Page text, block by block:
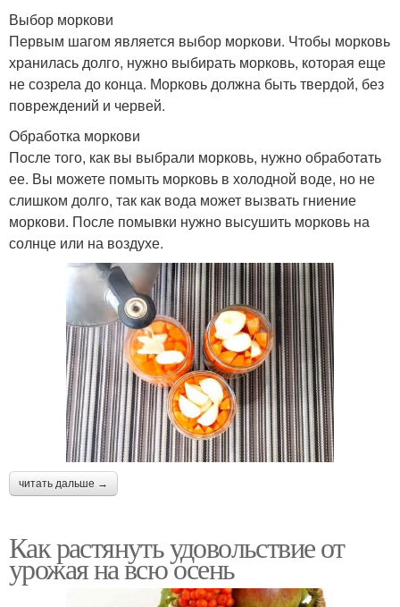
Выбор моркови
Первым шагом является выбор моркови. Чтобы морковь
хранилась долго, нужно выбирать морковь, которая еще
не созрела до конца. Морковь должна быть твердой, без
повреждений и червей.
Обработка моркови
После того, как вы выбрали морковь, нужно обработать
ее. Вы можете помыть морковь в холодной воде, но не
слишком долго, так как вода может вызвать гниение
моркови. После помывки нужно высушить морковь на
солнце или на воздухе.
читать дальше →
Как растянуть удовольствие от
урожая на всю осень